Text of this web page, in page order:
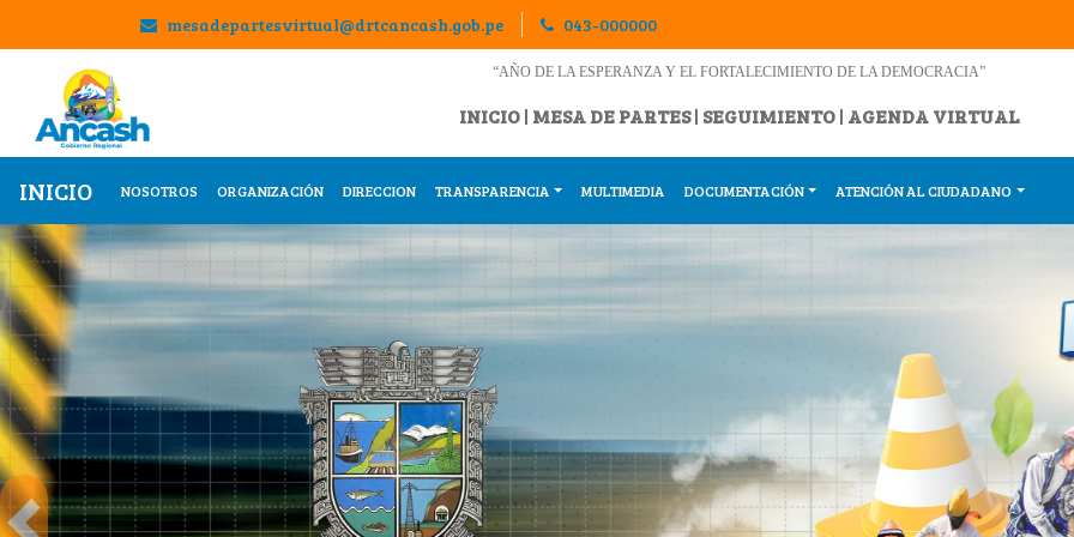
mesadepartesvirtual@drtcancash.gob.pe 043-000000
“AÑO DE LA ESPERANZA Y EL FORTALECIMIENTO DE LA DEMOCRACIA”
INICIO| MESA DE PARTES| SEGUIMIENTO| AGENDA VIRTUAL
INICIO NOSOTROS ORGANIZACIÓN DIRECCION TRANSPARENCIA MULTIMEDIA DOCUMENTACIÓN ATENCIÓN AL CIUDADANO